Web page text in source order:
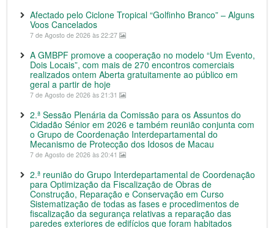
Afectado pelo Ciclone Tropical “Golfinho Branco” – Alguns
Voos Cancelados
7 de Agosto de 2026 às 22:27
A GMBPF promove a cooperação no modelo “Um Evento,
Dois Locais”, com mais de 270 encontros comerciais
realizados ontem Aberta gratuitamente ao público em
geral a partir de hoje
7 de Agosto de 2026 às 21:31
2.ª Sessão Plenária da Comissão para os Assuntos do
Cidadão Sénior em 2026 e também reunião conjunta com
o Grupo de Coordenação Interdepartamental do
Mecanismo de Protecção dos Idosos de Macau
7 de Agosto de 2026 às 20:41
2.ª reunião do Grupo Interdepartamental de Coordenação
para Optimização da Fiscalização de Obras de
Construção, Reparação e Conservação em Curso
Sistematização de todas as fases e procedimentos de
fiscalização da segurança relativas a reparação das
paredes exteriores de edifícios que foram habitados